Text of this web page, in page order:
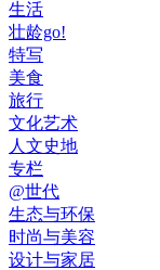
生活
壮龄go!
特写
美食
旅行
文化艺术
人文史地
专栏
@世代
生态与环保
时尚与美容
设计与家居